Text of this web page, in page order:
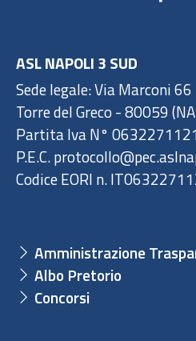
ASL NAPOLI 3 SUD
Sede legale: Via Marconi 66
Torre del Greco - 80059
Partita Iva N°
P.E.C.
Codice EORI n.
Amministrazione
Albo Pretorio
Concorsi